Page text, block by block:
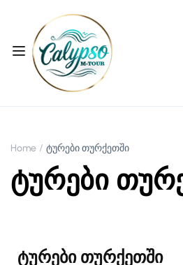
Home ტურები თურქეთში
ტურები
ტურები თურქეთში